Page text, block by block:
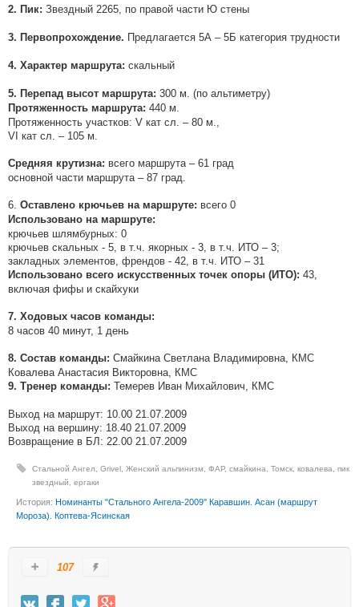
2. Пик: Звездный 2265, по правой части Ю стены
3. Первопрохождение. Предлагается 5А – 5Б категория трудности
4. Характер маршрута: скальный
5. Перепад высот маршрута: 300 м. (по альтиметру)
Протяженность маршрута: 440 м.
Протяженность участков: V кат сл. – 80 м.,
VI кат сл. – 105 м.
Средняя крутизна: всего маршрута – 61 град
основной части маршрута – 87 град.
6. Оставлено крючьев на маршруте: всего 0
Использовано на маршруте:
крючьев шлямбурных: 0
крючьев скальных - 5, в т.ч. якорных - 3, в т.ч. ИТО – 3;
закладных элементов, френдов - 42, в т.ч. ИТО – 31
Использовано всего искусственных точек опоры (ИТО): 43,
включая фифы и скайхуки
7. Ходовых часов команды:
8 часов 40 минут, 1 день
8. Состав команды: Смайкина Светлана Владимировна, КМС
Ковалева Анастасия Викторовна, КМС
9. Тренер команды: Темерев Иван Михайлович, КМС
Выход на маршрут: 10.00 21.07.2009
Выход на вершину: 18.40 21.07.2009
Возвращение в БЛ: 22.00 21.07.2009
Стальной Ангел, Grivel, Женский альпинизм, ФАР, смайкина, Томск, ковалева, пик
звездный, ергаки
История: Номинанты "Стального Ангела-2009" Каравшин. Асан (маршрут
Мороза). Коптева-Ясинская
107